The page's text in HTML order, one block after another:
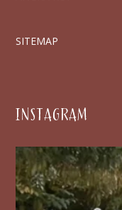
SITEMAP
INSTAGRAM